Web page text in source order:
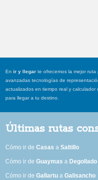
Enir y llegar te ofrecemos la mejor
avanzadas tecnologías de
actualizados en tiempo real y
para llegar a tu destino.
Últimas rutas
Cómo ir deCasas aSaltillo
Cómo ir deGuaymas a Degollado
Cómo ir deGallartu aGalisancho